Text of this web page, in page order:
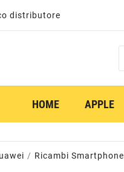
distributore
HOME APPLE
Ricambi Smartphone